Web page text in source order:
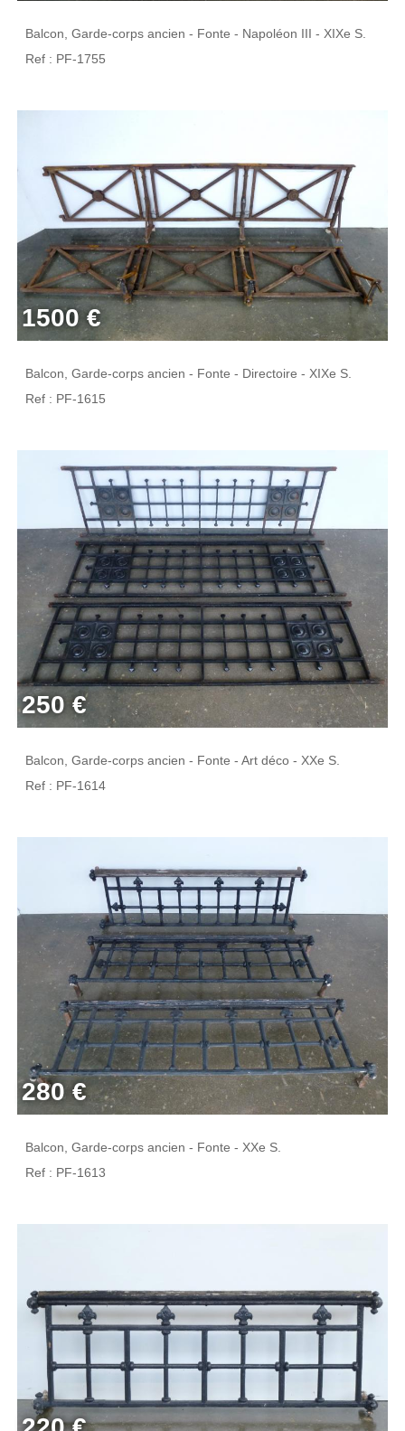
Balcon, Garde-corps ancien - Fonte - Napoléon III - XIXe S.
Ref : PF-1755
1500 €
Balcon, Garde-corps ancien - Fonte - Directoire - XIXe S.
Ref : PF-1615
250 €
Balcon, Garde-corps ancien - Fonte - Art déco - XXe S.
Ref : PF-1614
280 €
Balcon, Garde-corps ancien - Fonte - XXe S.
Ref : PF-1613